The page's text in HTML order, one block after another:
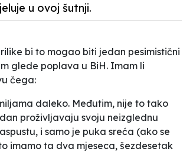
u ovoj šutnji.
bi to mogao biti jedan pesimistični
glede poplava u BiH. Imam li
čega:
daleko. Međutim, nije to tako
proživljavaju svoju neizglednu
i samo je puka sreća (ako se
imamo ta dva mjeseca, šezdesetak